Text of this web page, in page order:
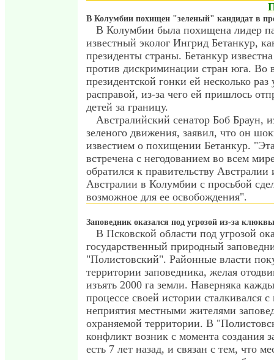
В Колумбии похищен "зеленый" кандидат в
В Колумбии была похищена лидер
известный эколог Ингрид Бетанкур,
президенты страны. Бетанкур
против дискриминации стран юга. Во
президентской гонки ей несколько раз
расправой, из-за чего ей пришлось
детей за границу.
Австралийский сенатор Боб Браун,
зеленого движения, заявил, что он
известием о похищении Бетанкур.
встречена с негодованием во всем
обратился к правительству Австралии
Австралии в Колумбии с просьбой
возможное для ее освобождения".
Заповедник оказался под угрозой из-за клюквы
В Псковской области под угрозой
государственный природный
"Полистовский". Районные власти
территории заповедника, желая
изъять 2000 га земли. Наверняка
процессе своей истории сталкивался
неприятия местными жителями
охраняемой территории. В
конфликт возник с момента создания
есть 7 лет назад, и связан с тем, что